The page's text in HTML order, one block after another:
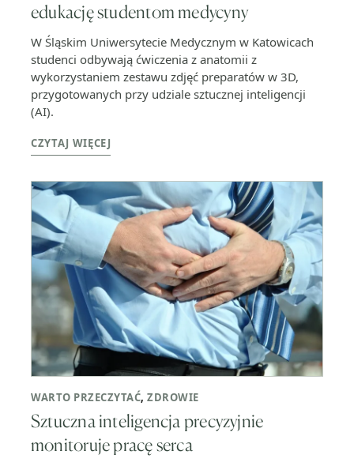
edukację studentom medycyny
W Śląskim Uniwersytecie Medycznym w Katowicach
studenci odbywają ćwiczenia z anatomii z
wykorzystaniem zestawu zdjęć preparatów w 3D,
przygotowanych przy udziale sztucznej inteligencji
(AI).
CZYTAJ WIĘCEJ
WARTO PRZECZYTAĆ,ZDROWIE
Sztuczna inteligencja precyzyjnie
monitoruje pracę serca